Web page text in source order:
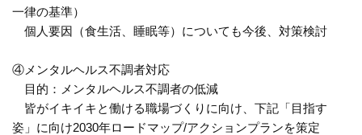
一律の基準）
個人要因（食生活、睡眠等）についても今後、対策検討
④メンタルヘルス不調者対応
目的：メンタルヘルス不調者の低減
皆がイキイキと働ける職場づくりに向け、下記「目指す
姿」に向け2030年ロードマップ/アクションプランを策定